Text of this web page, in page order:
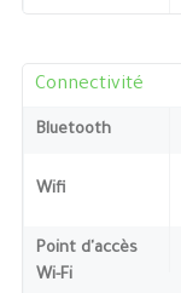
Connectivité
Bluetooth
Wifi
Point d'accès
Wi-Fi